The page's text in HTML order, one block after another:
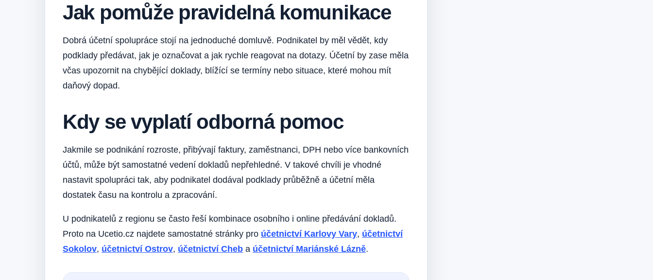
Jak pomůže pravidelná komunikace
Dobrá účetní spolupráce stojí na jednoduché domluvě. Podnikatel by měl vědět, kdy
podklady předávat, jak je označovat a jak rychle reagovat na dotazy. Účetní by zase měla
včas upozornit na chybějící doklady, blížící se termíny nebo situace, které mohou mít
daňový dopad.
Kdy se vyplatí odborná pomoc
Jakmile se podnikání rozroste, přibývají faktury, zaměstnanci, DPH nebo více bankovních
účtů, může být samostatné vedení dokladů nepřehledné. V takové chvíli je vhodné
nastavit spolupráci tak, aby podnikatel dodával podklady průběžně a účetní měla
dostatek času na kontrolu a zpracování.
U podnikatelů z regionu se často řeší kombinace osobního i online předávání dokladů.
Proto na Ucetio.cz najdete samostatné stránky pro účetnictví Karlovy Vary, účetnictví
Sokolov, účetnictví Ostrov, účetnictví Cheb a účetnictví Mariánské Lázně.